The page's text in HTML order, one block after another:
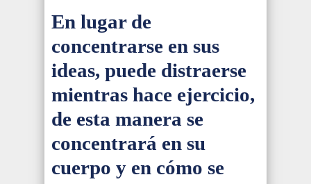
En lugar de
concentrarse en sus
ideas, puede distraerse
mientras hace ejercicio,
de esta manera se
concentrará en su
cuerpo y en cómo se